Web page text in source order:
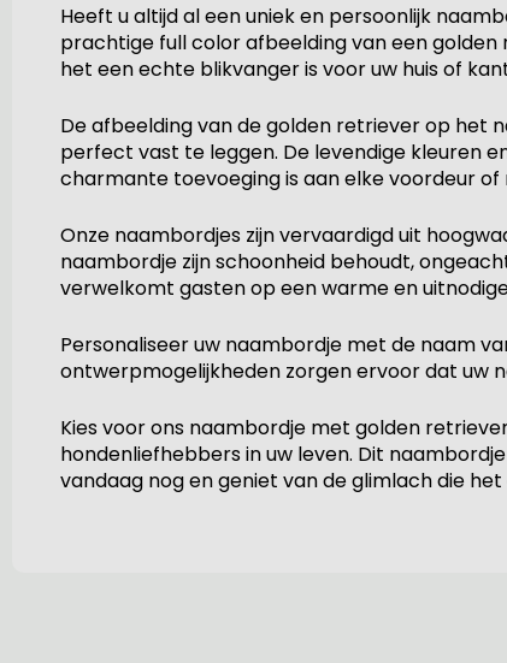
Heeft u altijd al een uniek en persoonlijk
prachtige full color afbeelding van een
het een echte blikvanger is voor uw huis of
De afbeelding van de golden retriever op het
perfect vast te leggen. De levendige kleuren
charmante toevoeging is aan elke voordeur of
Onze naambordjes zijn vervaardigd uit
naambordje zijn schoonheid behoudt,
verwelkomt gasten op een warme en
Personaliseer uw naambordje met de naam
ontwerpmogelijkheden zorgen ervoor dat uw
Kies voor ons naambordje met golden
hondenliefhebbers in uw leven. Dit
vandaag nog en geniet van de glimlach die